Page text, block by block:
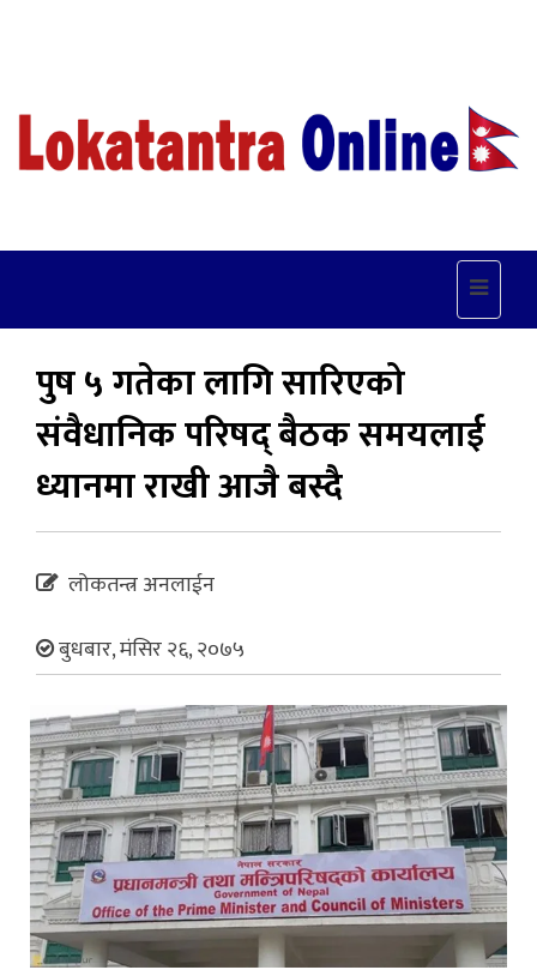
Toggle
पुष ५ गतेका लागि सारिएको
संवैधानिक परिषद् बैठक समयलाई
ध्यानमा राखी आजै बस्दै
लोकतन्त्र अनलाईन
बुधबार, मंसिर २६, २०७५